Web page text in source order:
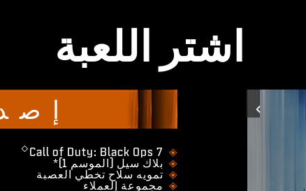
اشتر اللعبة
​Call of Duty: Black Ops 7
◇
بلاك سيل (الموسم 1)*
تمويه سلاح تخطي العصبة
مجموعة العملاء